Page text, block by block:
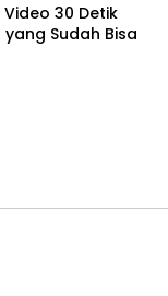
30 Detik
Sudah Bisa